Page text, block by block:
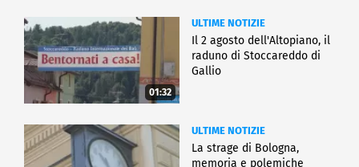
01:32
ULTIME NOTIZIE
Il 2 agosto dell'Altopiano, il
raduno di Stoccareddo di
Gallio
ULTIME NOTIZIE
La strage di Bologna,
memoria e polemiche